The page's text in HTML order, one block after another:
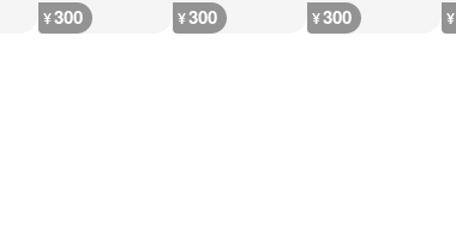
¥300 ¥300 ¥300 ¥